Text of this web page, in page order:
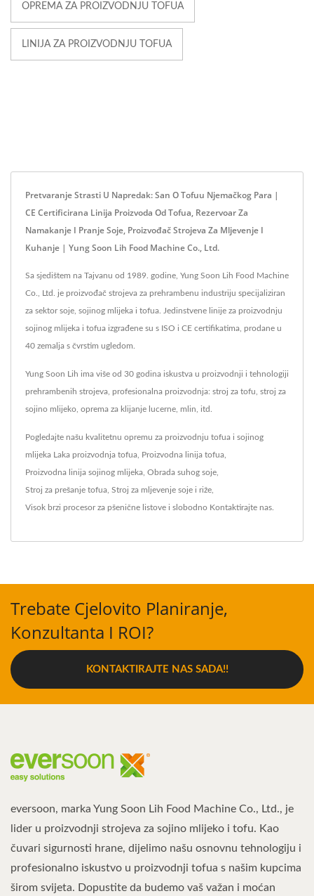
OPREMA ZA PROIZVODNJU TOFUA
LINIJA ZA PROIZVODNJU TOFUA
Pretvaranje Strasti U Napredak: San O Tofuu Njemačkog Para |
CE Certificirana Linija Proizvoda Od Tofua, Rezervoar Za
Namakanje I Pranje Soje, Proizvođač Strojeva Za Mljevenje I
Kuhanje | Yung Soon Lih Food Machine Co., Ltd.
Sa sjedištem na Tajvanu od 1989. godine, Yung Soon Lih Food Machine
Co., Ltd. je proizvođač strojeva za prehrambenu industriju specijaliziran
za sektor soje, sojinog mlijeka i tofua. Jedinstvene linije za proizvodnju
sojinog mlijeka i tofua izgrađene su s ISO i CE certifikatima, prodane u
40 zemalja s čvrstim ugledom.
Yung Soon Lih ima više od 30 godina iskustva u proizvodnji i tehnologiji
prehrambenih strojeva, profesionalna proizvodnja: stroj za tofu, stroj za
sojino mlijeko, oprema za klijanje lucerne, mlin, itd.
Pogledajte našu kvalitetnu opremu za proizvodnju tofua i sojinog
mlijeka Laka proizvodnja tofua Proizvodna linija tofua
Proizvodna linija sojinog mlijeka Obrada suhog soje
Stroj za prešanje tofua Stroj za mljevenje soje i riže
Visok brzi procesor za pšenične listove i slobodno Kontaktirajte nas
Trebate Cjelovito Planiranje,
Konzultanta I ROI?
KONTAKTIRAJTE NAS SADA!!
eversoon, marka Yung Soon Lih Food Machine Co., Ltd., je
lider u proizvodnji strojeva za sojino mlijeko i tofu. Kao
čuvari sigurnosti hrane, dijelimo našu osnovnu tehnologiju i
profesionalno iskustvo u proizvodnji tofua s našim kupcima
širom svijeta. Dopustite da budemo vaš važan i moćan